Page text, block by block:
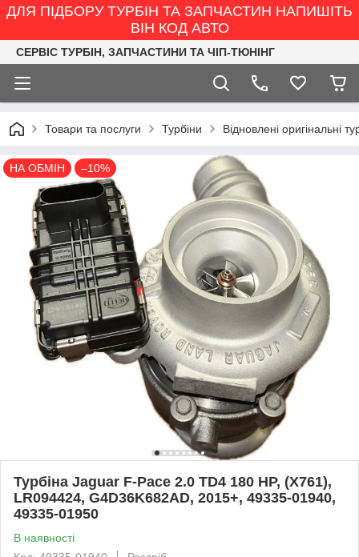
ДЛЯ ПІДБОРУ ТУРБІН ТА ЗАПЧАСТИН НАПИШІТЬ
ВІН КОД АВТО
СЕРВІС ТУРБІН, ЗАПЧАСТИНИ ТА ЧІП-ТЮНІНГ
Товари та послуги Турбіни Відновлені оригінальні
НА ОБМІН –10%
Турбіна Jaguar F-Pace 2.0 TD4 180 HP, (X761),
LR094424, G4D36K682AD, 2015+, 49335-01940,
49335-01950
В наявності